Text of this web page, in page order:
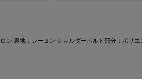
ン 裏地：レーヨン ショルダーベルト部分：ポリエ